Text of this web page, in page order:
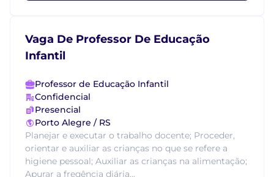
Vaga De Professor De Educação
Infantil
Professor de Educação Infantil
Confidencial
Presencial
Porto Alegre / RS
Planejar e executar o trabalho docente; Proceder,
orientar e auxiliar as crianças no que se refere a
higiene pessoal; Auxiliar as crianças na alimentação;
Apurar a freqência diária...